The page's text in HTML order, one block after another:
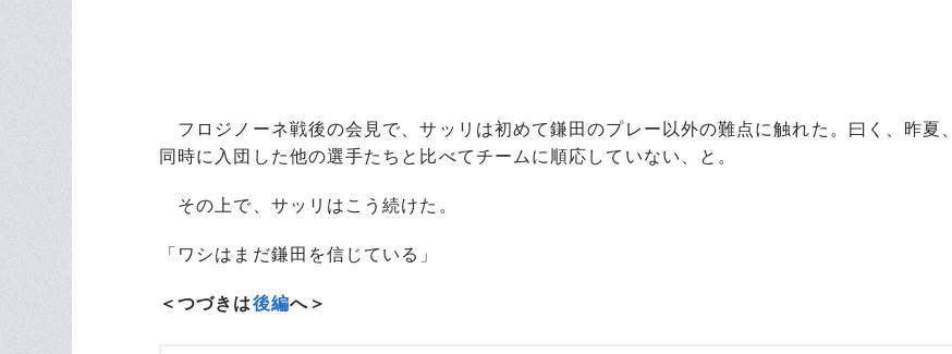
フロジノーネ戦後の会見で、サッリは初めて鎌田のプレー以外の難点に触れた。曰く、昨夏、
同時に入団した他の選手たちと比べてチームに順応していない、と。
その上で、サッリはこう続けた。
「ワシはまだ鎌田を信じている」
＜つづきは後編へ＞